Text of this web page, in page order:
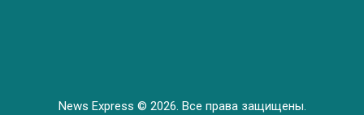
News Express © 2026. Все права защищены.